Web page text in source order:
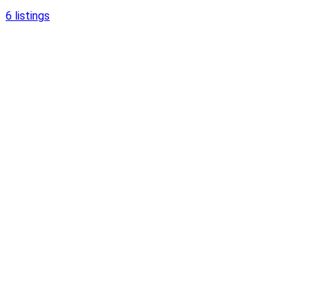
6 listings